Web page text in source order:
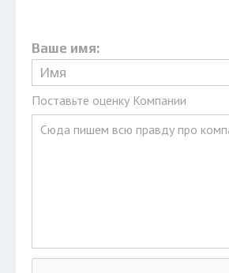
Ваше имя:
Поставьте оценку Компании